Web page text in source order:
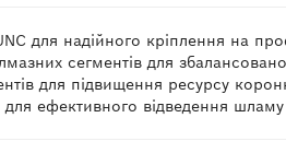
для надійного кріплення на
сегментів для
для підвищення ресурсу
для ефективного відведення